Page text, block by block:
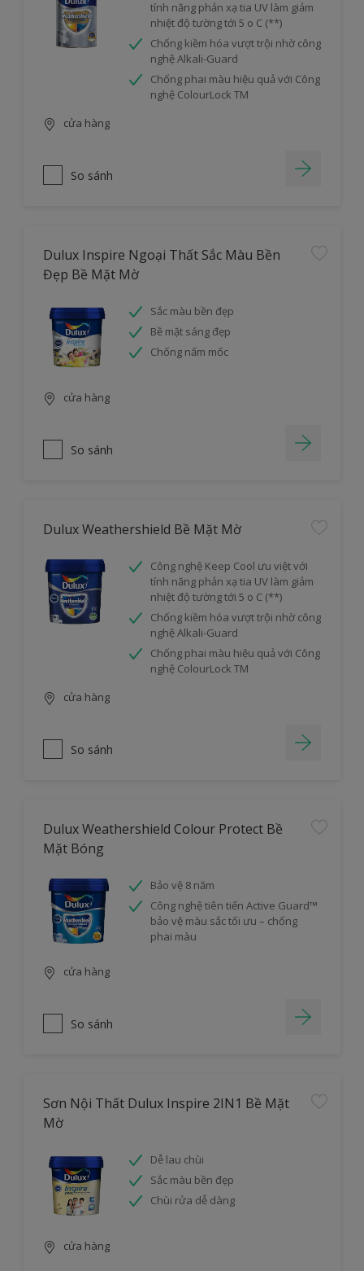
tính năng phản xạ tia UV làm giảm
nhiệt độ tường tới 5 o C (**)
Chống kiềm hóa vượt trội nhờ công
nghệ Alkali-Guard
Chống phai màu hiệu quả với Công
nghệ ColourLock TM
cửa hàng
So sánh
Dulux Inspire Ngoại Thất Sắc Màu Bền
Đẹp Bề Mặt Mờ
Sắc màu bền đẹp
Bề mặt sáng đẹp
Chống nấm mốc
cửa hàng
So sánh
Dulux Weathershield Bề Mặt Mờ
Công nghệ Keep Cool ưu việt với
tính năng phản xạ tia UV làm giảm
nhiệt độ tường tới 5 o C (**)
Chống kiềm hóa vượt trội nhờ công
nghệ Alkali-Guard
Chống phai màu hiệu quả với Công
nghệ ColourLock TM
cửa hàng
So sánh
Dulux Weathershield Colour Protect Bề
Mặt Bóng
Bảo vệ 8 năm
Công nghệ tiên tiến Active Guard™
bảo vệ màu sắc tối ưu – chống
phai màu
cửa hàng
So sánh
Sơn Nội Thất Dulux Inspire 2IN1 Bề Mặt
Mờ
Dễ lau chùi
Sắc màu bền đẹp
Chùi rửa dễ dàng
cửa hàng